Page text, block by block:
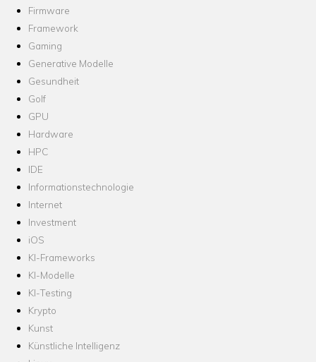
Firmware
Framework
Gaming
Generative Modelle
Gesundheit
Golf
GPU
Hardware
HPC
IDE
Informationstechnologie
Internet
Investment
iOS
KI-Frameworks
KI-Modelle
KI-Testing
Krypto
Kunst
Künstliche Intelligenz